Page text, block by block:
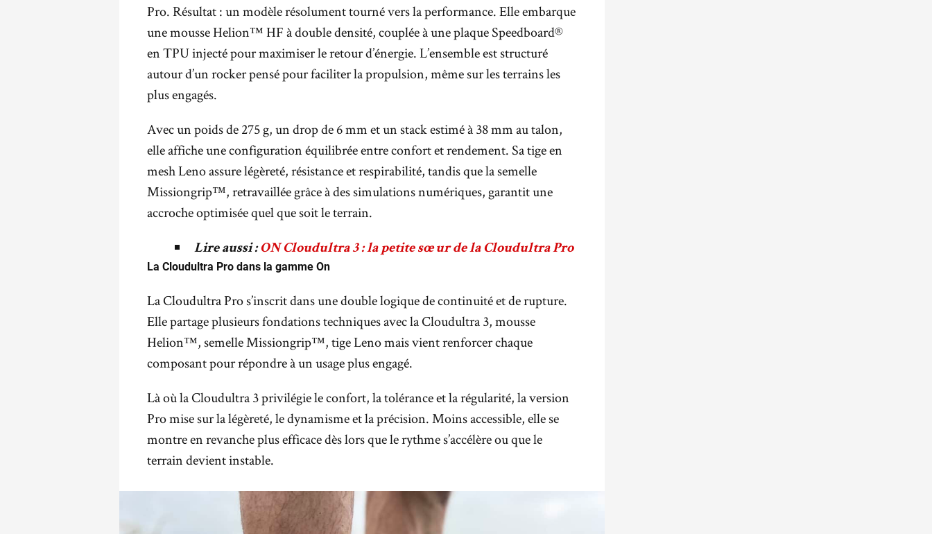
Pro. Résultat : un modèle résolument tourné vers la performance. Elle embarque
une mousse Helion™ HF à double densité, couplée à une plaque Speedboard®
en TPU injecté pour maximiser le retour d’énergie. L’ensemble est structuré
autour d’un rocker pensé pour faciliter la propulsion, même sur les terrains les
plus engagés.
Avec un poids de 275 g, un drop de 6 mm et un stack estimé à 38 mm au talon,
elle affiche une configuration équilibrée entre confort et rendement. Sa tige en
mesh Leno assure légèreté, résistance et respirabilité, tandis que la semelle
Missiongrip™, retravaillée grâce à des simulations numériques, garantit une
accroche optimisée quel que soit le terrain.
Lire aussi :ON Cloudultra 3 : la petite sœur de la Cloudultra Pro
La Cloudultra Pro dans la gamme On
La Cloudultra Pro s’inscrit dans une double logique de continuité et de rupture.
Elle partage plusieurs fondations techniques avec la Cloudultra 3, mousse
Helion™, semelle Missiongrip™, tige Leno mais vient renforcer chaque
composant pour répondre à un usage plus engagé.
Là où la Cloudultra 3 privilégie le confort, la tolérance et la régularité, la version
Pro mise sur la légèreté, le dynamisme et la précision. Moins accessible, elle se
montre en revanche plus efficace dès lors que le rythme s’accélère ou que le
terrain devient instable.